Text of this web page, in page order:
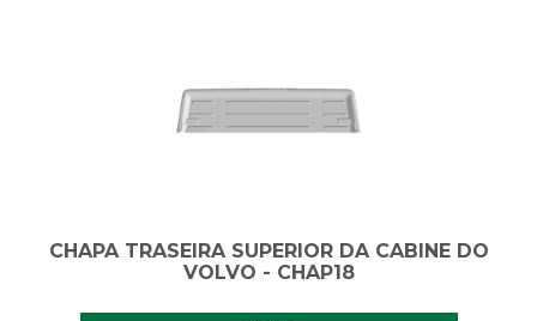
CHAPA TRASEIRA SUPERIOR DA CABINE DO
VOLVO - CHAP18